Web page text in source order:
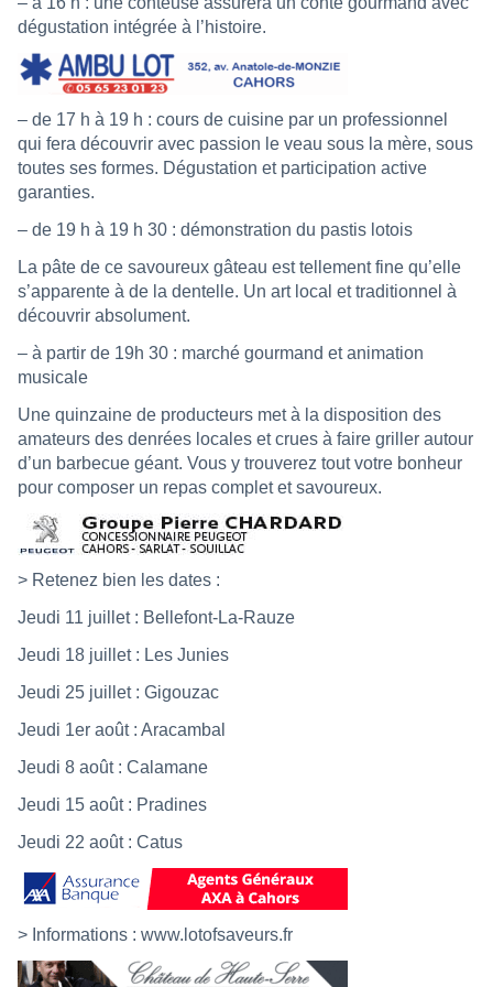
dégustation intégrée à l’histoire.
– de 17 h à 19 h : cours de cuisine par un professionnel
qui fera découvrir avec passion le veau sous la mère, sous
toutes ses formes. Dégustation et participation active
garanties.
– de 19 h à 19 h 30 : démonstration du pastis lotois
La pâte de ce savoureux gâteau est tellement fine qu’elle
s’apparente à de la dentelle. Un art local et traditionnel à
découvrir absolument.
– à partir de 19h 30 : marché gourmand et animation
musicale
Une quinzaine de producteurs met à la disposition des
amateurs des denrées locales et crues à faire griller autour
d’un barbecue géant. Vous y trouverez tout votre bonheur
pour composer un repas complet et savoureux.
> Retenez bien les dates :
Jeudi 11 juillet : Bellefont-La-Rauze
Jeudi 18 juillet : Les Junies
Jeudi 25 juillet : Gigouzac
Jeudi 1er août : Aracambal
Jeudi 8 août : Calamane
Jeudi 15 août : Pradines
Jeudi 22 août : Catus
> Informations : www.lotofsaveurs.fr